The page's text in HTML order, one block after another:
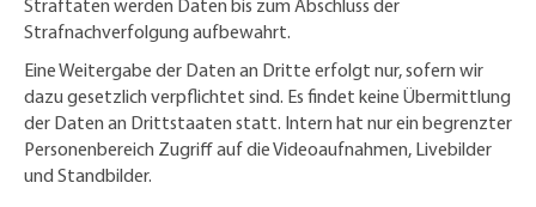
Straftaten werden Daten bis zum Abschluss der
Strafnachverfolgung aufbewahrt.
Eine Weitergabe der Daten an Dritte erfolgt nur, sofern wir
dazu gesetzlich verpflichtet sind. Es findet keine Übermittlung
der Daten an Drittstaaten statt. Intern hat nur ein begrenzter
Personenbereich Zugriff auf die Videoaufnahmen, Livebilder
und Standbilder.